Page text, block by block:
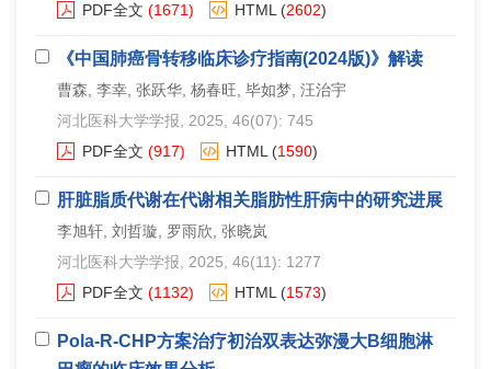
PDF全文 (1671) HTML (2602)
《中国肺癌骨转移临床诊疗指南(2024版)》解读
曹森, 李幸, 张跃华, 杨春旺, 毕如梦, 汪治宇
河北医科大学学报 , 2025, 46(07): 745
PDF全文 (917) HTML (1590)
肝脏脂质代谢在代谢相关脂肪性肝病中的研究进展
李旭轩, 刘哲璇, 罗雨欣, 张晓岚
河北医科大学学报 , 2025, 46(11): 1277
PDF全文 (1132) HTML (1573)
Pola-R-CHP方案治疗初治双表达弥漫大B细胞淋